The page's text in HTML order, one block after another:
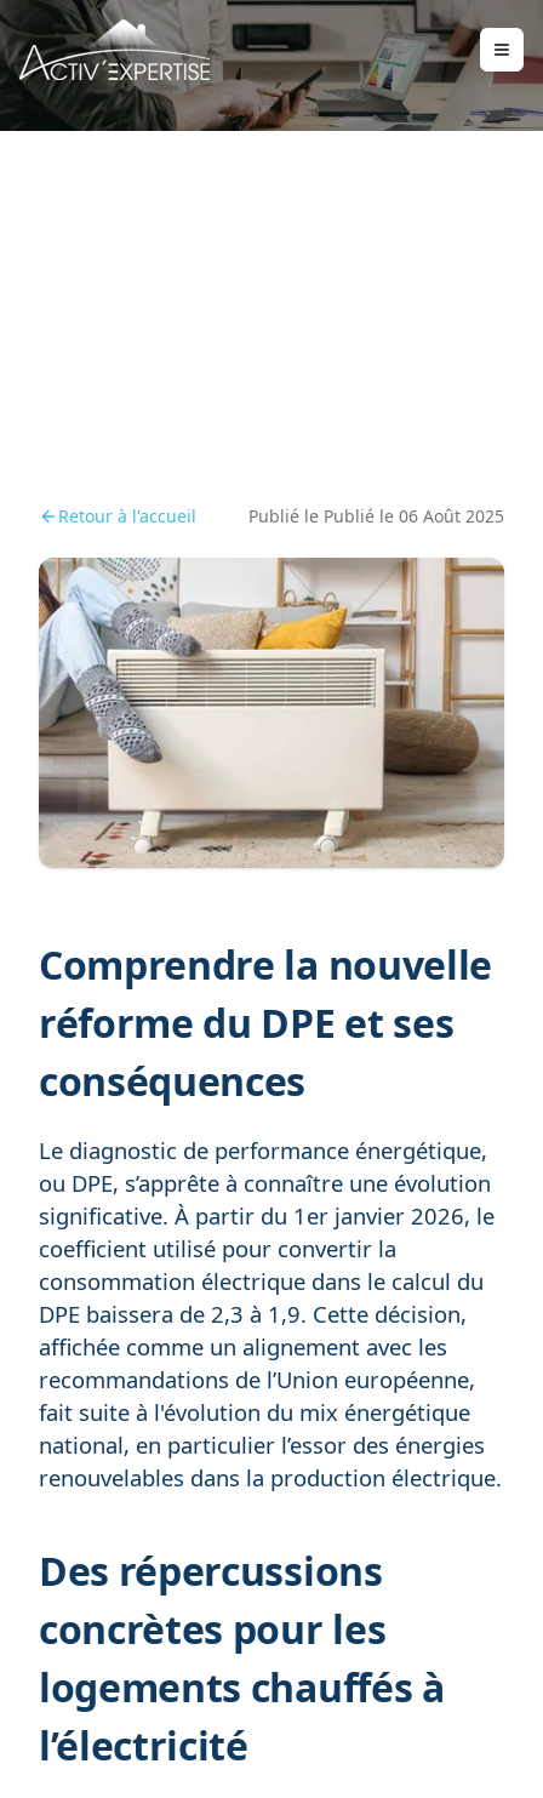
Retour à l'accueil Publié le Publié le 06 Août 2025
Comprendre la nouvelle
réforme du DPE et ses
conséquences
Le diagnostic de performance énergétique,
ou DPE, s’apprête à connaître une évolution
significative. À partir du 1er janvier 2026, le
coefficient utilisé pour convertir la
consommation électrique dans le calcul du
DPE baissera de 2,3 à 1,9. Cette décision,
affichée comme un alignement avec les
recommandations de l’Union européenne,
fait suite à l'évolution du mix énergétique
national, en particulier l’essor des énergies
renouvelables dans la production électrique.
Des répercussions
concrètes pour les
logements chauffés à
l’électricité